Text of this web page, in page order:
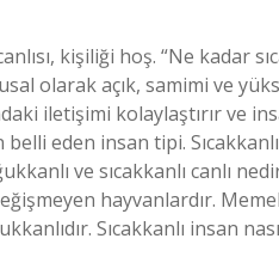
kişiliği hoş. “Ne kadar
olarak açık, samimi ve
iletişimi kolaylaştırır ve
eden insan tipi.
ve sıcakkanlı canlı
hayvanlardır.
Sıcakkanlı insan